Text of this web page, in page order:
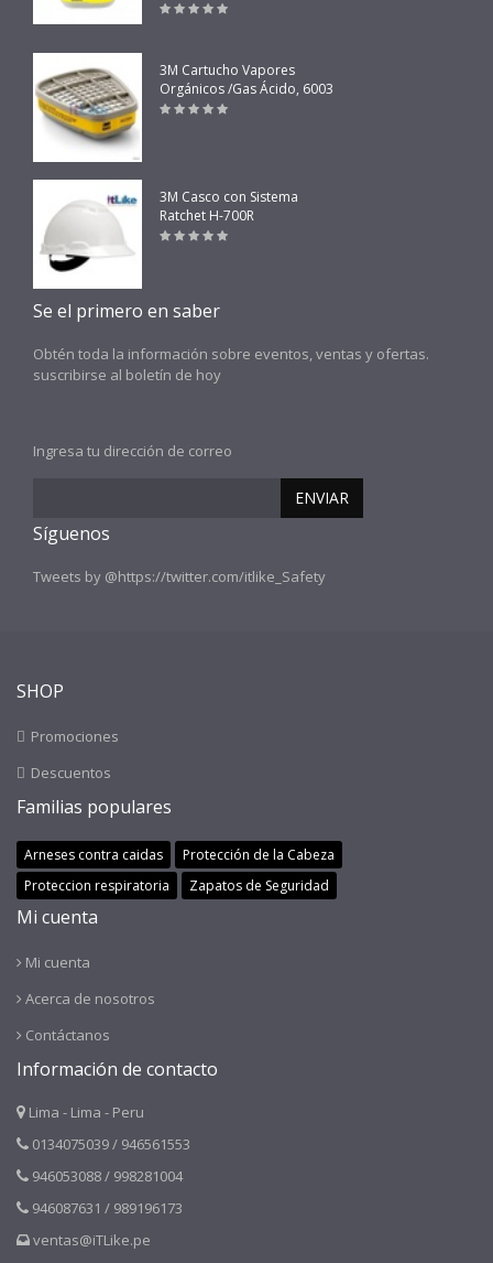
3M Cartucho Vapores
Orgánicos /Gas Ácido, 6003
3M Casco con Sistema
Ratchet H-700R
Se el primero en saber
Obtén toda la información sobre eventos, ventas y ofertas.
suscribirse al boletín de hoy
Ingresa tu dirección de correo
ENVIAR
Síguenos
Tweets by @https://twitter.com/itlike_Safety
SHOP
Promociones
Descuentos
Familias populares
Arneses contra caidas
Protección de la Cabeza
Proteccion respiratoria
Zapatos de Seguridad
Mi cuenta
Mi cuenta
Acerca de nosotros
Contáctanos
Información de contacto
Lima - Lima - Peru
0134075039 / 946561553
946053088 / 998281004
946087631 / 989196173
ventas@iTLike.pe